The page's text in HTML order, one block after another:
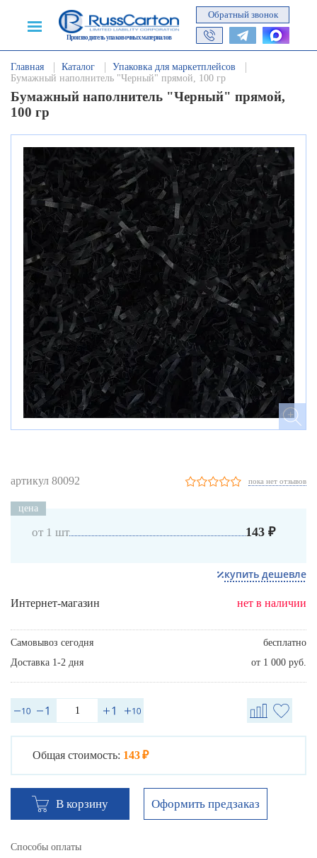
Производитель упаковочных материалов
Обратный звонок
Главная Каталог
Упаковка для маркетплейсов
Бумажный наполнитель "Черный" прямой, 100 гр
Бумажный наполнитель "Черный" прямой,
100 гр
артикул 80092 пока нет отзывов
цена
от 1 шт 143 ₽
купить дешевле
Интернет-магазин нет в наличии
Самовывоз сегодня
бесплатно
Доставка 1-2 дня
от 1 000 руб.
Общая стоимость: 143 ₽
В корзину Оформить предзаказ
Способы оплаты